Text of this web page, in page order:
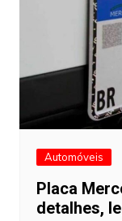
Automóveis
Placa
detalhes,